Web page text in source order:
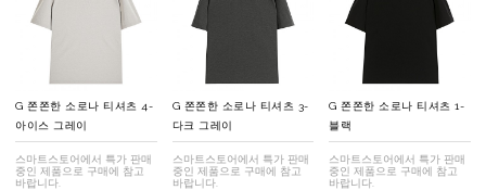
G 쫀쫀한 소로나 티셔츠 4-
아이스 그레이
스마트스토어에서 특가 판매
중인 제품으로 구매에 참고
바랍니다.
G 쫀쫀한 소로나 티셔츠 3-
다크 그레이
스마트스토어에서 특가 판매
중인 제품으로 구매에 참고
바랍니다.
G 쫀쫀한 소로나 티셔츠 1-
블랙
스마트스토어에서 특가 판매
중인 제품으로 구매에 참고
바랍니다.